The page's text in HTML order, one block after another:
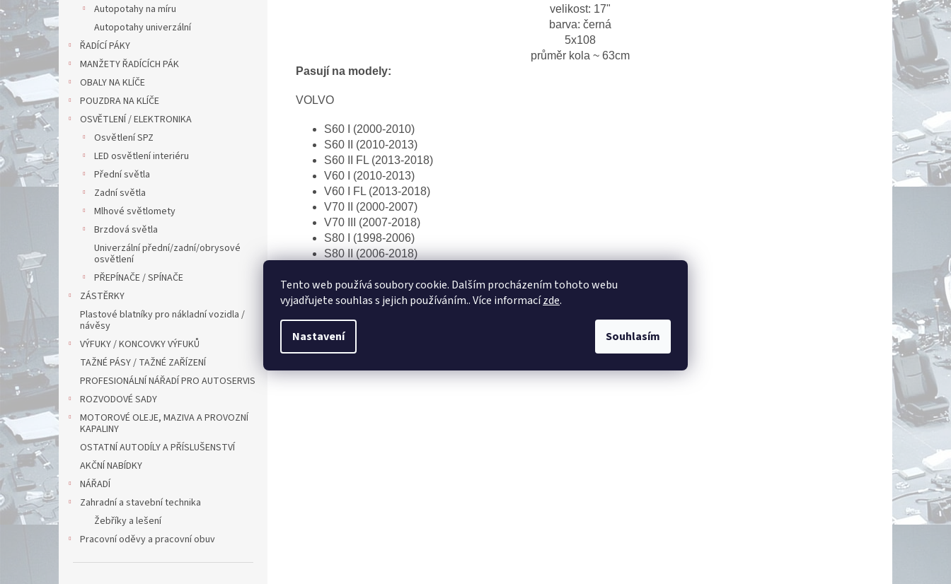
Tento web používá soubory cookie. Dalším procházením tohoto webu
vyjadřujete souhlas s jejich používáním.. Více informacízde.
Nastavení Souhlasím
Autopotahy na míru
Autopotahy univerzální
ŘADÍCÍ PÁKY
MANŽETY ŘADÍCÍCH PÁK
OBALY NA KLÍČE
POUZDRA NA KLÍČE
OSVĚTLENÍ / ELEKTRONIKA
Osvětlení SPZ
LED osvětlení interiéru
Přední světla
Zadní světla
Mlhové světlomety
Brzdová světla
Univerzální přední/zadní/obrysové
osvětlení
PŘEPÍNAČE / SPÍNAČE
ZÁSTĚRKY
Plastové blatníky pro nákladní vozidla /
návěsy
VÝFUKY / KONCOVKY VÝFUKŮ
TAŽNÉ PÁSY / TAŽNÉ ZAŘÍZENÍ
PROFESIONÁLNÍ NÁŘADÍ PRO AUTOSERVIS
ROZVODOVÉ SADY
MOTOROVÉ OLEJE, MAZIVA A PROVOZNÍ
KAPALINY
OSTATNÍ AUTODÍLY A PŘÍSLUŠENSTVÍ
AKČNÍ NABÍDKY
NÁŘADÍ
Zahradní a stavební technika
Žebříky a lešení
Pracovní oděvy a pracovní obuv
velikost: 17"
barva: černá
5x108
průměr kola ~ 63cm
Pasují na modely:
VOLVO
S60 I (2000-2010)
S60 II (2010-2013)
S60 II FL (2013-2018)
V60 I (2010-2013)
V60 I FL (2013-2018)
V70 II (2000-2007)
V70 III (2007-2018)
S80 I (1998-2006)
S80 II (2006-2018)